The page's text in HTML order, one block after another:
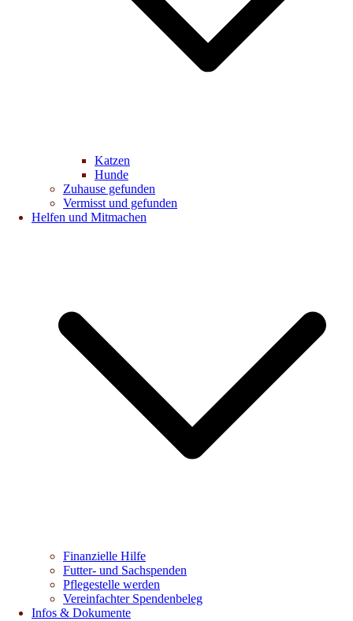
Katzen
Hunde
Zuhause gefunden
Vermisst und gefunden
Helfen und Mitmachen
Finanzielle Hilfe
Futter- und Sachspenden
Pflegestelle werden
Vereinfachter Spendenbeleg
Infos & Dokumente